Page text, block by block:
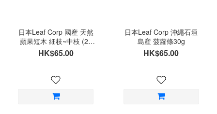
日本Leaf Corp 國産 天然
蘋果短木 細枝~中枝 (20
條)
HK$65.00
日本Leaf Corp 沖繩石垣
島産 菠蘿條30g
HK$65.00